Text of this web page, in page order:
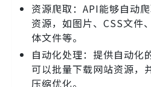
资源爬取：API能够自动
资源，如图片、CSS文
体文件等。
自动化处理：提供自动化
可以批量下载网站资源，
压缩优化。